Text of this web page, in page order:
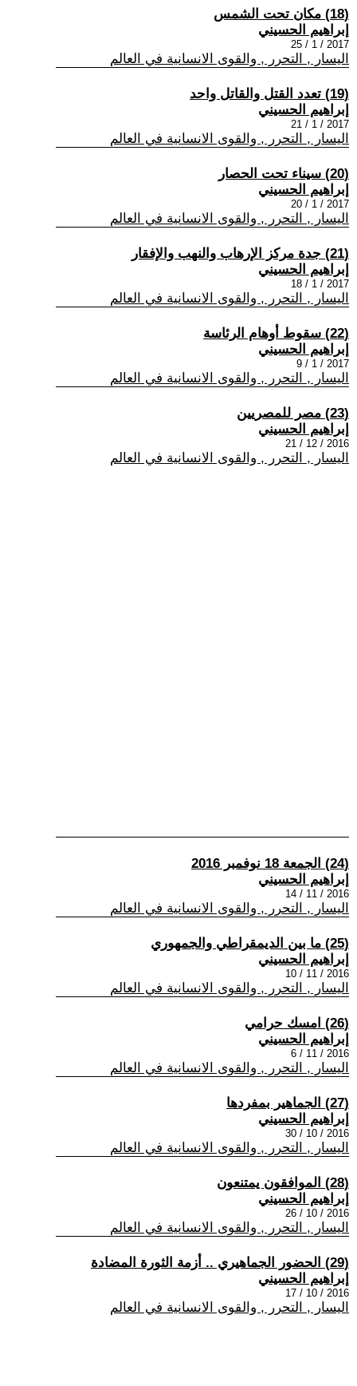
(18) مكان تحت الشمس
إبراهيم الحسيني
2017 / 1 / 25
اليسار , التحرر , والقوى الانسانية في العالم
(19) تعدد القتل والقاتل واحد
إبراهيم الحسيني
2017 / 1 / 21
اليسار , التحرر , والقوى الانسانية في العالم
(20) سيناء تحت الحصار
إبراهيم الحسيني
2017 / 1 / 20
اليسار , التحرر , والقوى الانسانية في العالم
(21) جدة مركز الإرهاب والنهب والإفقار
إبراهيم الحسيني
2017 / 1 / 18
اليسار , التحرر , والقوى الانسانية في العالم
(22) سقوط أوهام الرئاسة
إبراهيم الحسيني
2017 / 1 / 9
اليسار , التحرر , والقوى الانسانية في العالم
(23) مصر للمصريين
إبراهيم الحسيني
2016 / 12 / 21
اليسار , التحرر , والقوى الانسانية في العالم
(24) الجمعة 18 نوفمبر 2016
إبراهيم الحسيني
2016 / 11 / 14
اليسار , التحرر , والقوى الانسانية في العالم
(25) ما بين الديمقراطي والجمهوري
إبراهيم الحسيني
2016 / 11 / 10
اليسار , التحرر , والقوى الانسانية في العالم
(26) امسك حرامي
إبراهيم الحسيني
2016 / 11 / 6
اليسار , التحرر , والقوى الانسانية في العالم
(27) الجماهير بمفردها
إبراهيم الحسيني
2016 / 10 / 30
اليسار , التحرر , والقوى الانسانية في العالم
(28) الموافقون يمتنعون
إبراهيم الحسيني
2016 / 10 / 26
اليسار , التحرر , والقوى الانسانية في العالم
(29) الحضور الجماهيري .. أزمة الثورة المضادة
إبراهيم الحسيني
2016 / 10 / 17
اليسار , التحرر , والقوى الانسانية في العالم